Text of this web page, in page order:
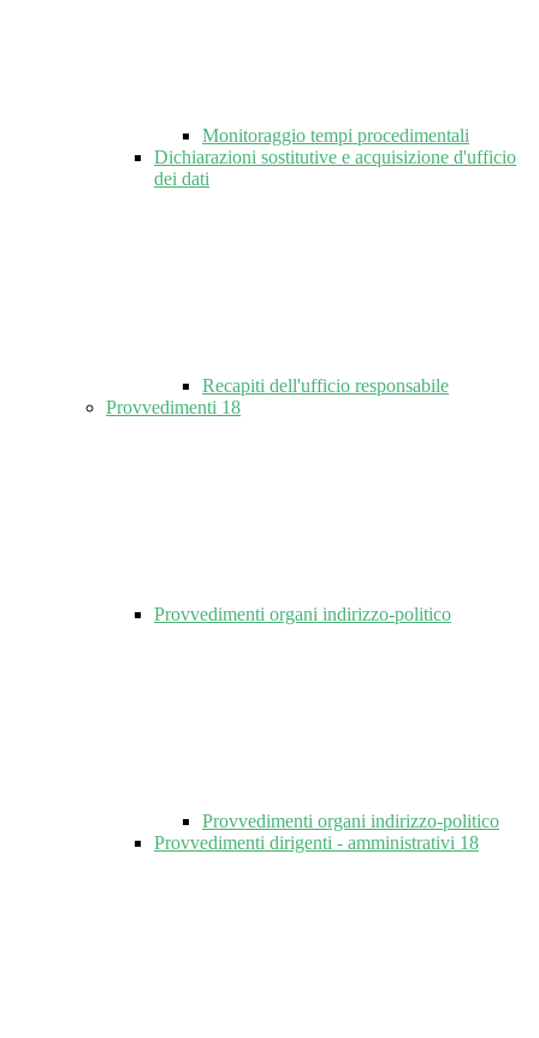
Monitoraggio tempi procedimentali
Dichiarazioni sostitutive e acquisizione d'ufficio
dei dati
Recapiti dell'ufficio responsabile
Provvedimenti 18
Provvedimenti organi indirizzo-politico
Provvedimenti organi indirizzo-politico
Provvedimenti dirigenti - amministrativi 18